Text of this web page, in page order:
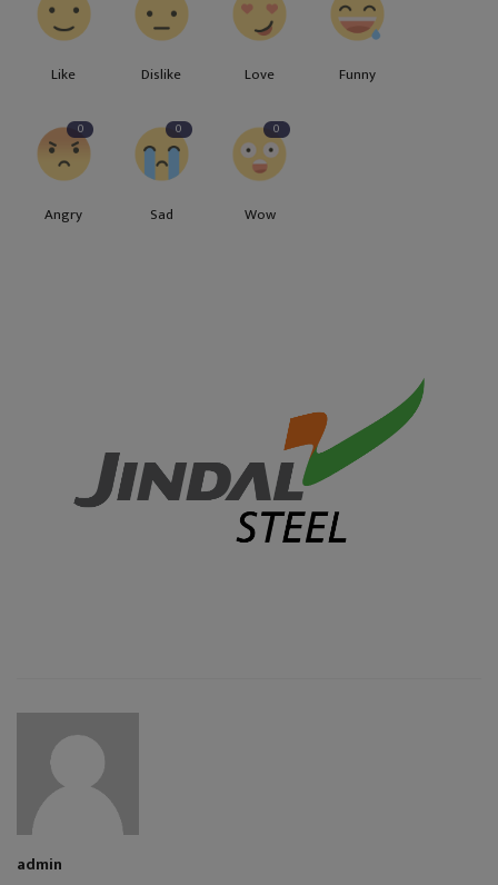
Like Dislike Love Funny
0
Angry
0
Sad
0
Wow
admin